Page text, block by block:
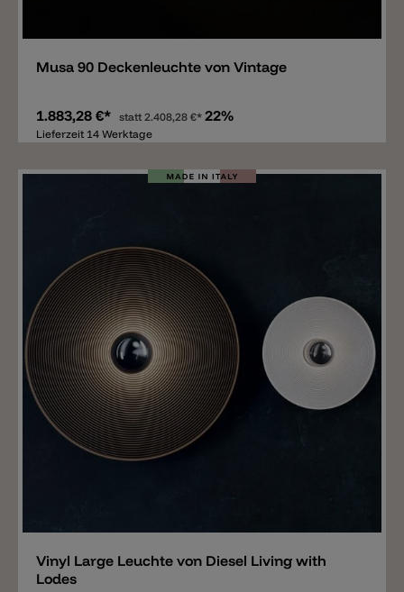
Musa 90 Deckenleuchte von Vintage
1.883,28 €* statt2.408,28 €* 22%
Lieferzeit 14 Werktage
Vinyl Large Leuchte von Diesel Living with
Lodes